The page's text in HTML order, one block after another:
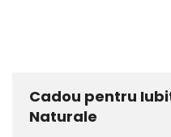
Cadou pentru
Naturale